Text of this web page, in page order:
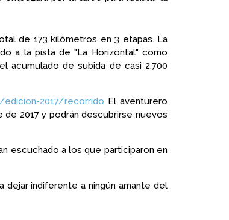
de 173 kilómetros en 3 etapas. La
a la pista de "La Horizontal" como
acumulado de subida de casi 2.700
2017/recorrido El aventurero
2017 y podrán descubrirse nuevos
escuchado a los que participaron en
indiferente a ningún amante del